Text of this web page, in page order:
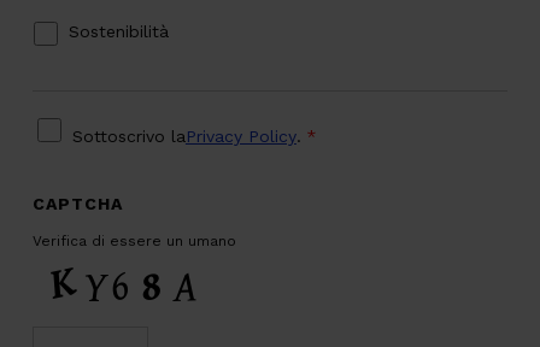
Sostenibilità
PRIVACY
Sottoscrivo laPrivacy Policy. *
CAPTCHA
Verifica di essere un umano